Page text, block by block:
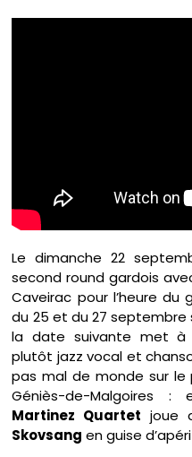
Le dimanche 22
second round gardois
Caveirac pour l’heure
du 25 et du 27
la date suivante met à
plutôt jazz vocal et
pas mal de monde sur
Géniès-de-Malgoires
Martinez Quartet joue
Skovsang en guise